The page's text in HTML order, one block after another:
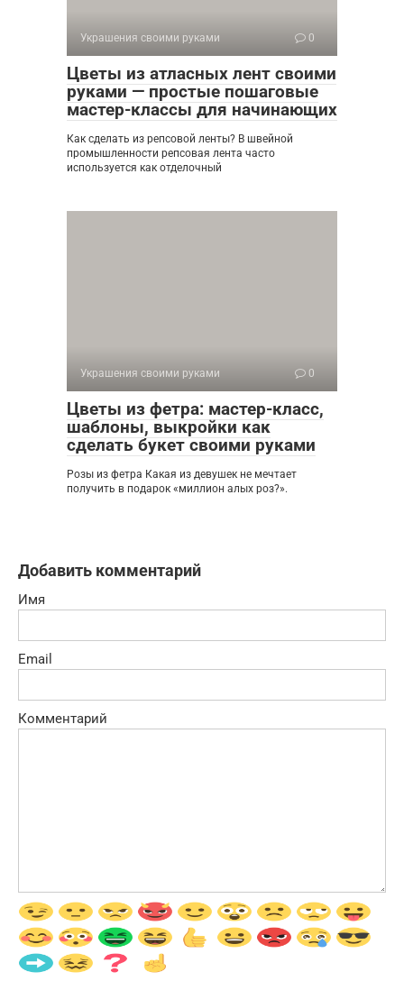
Украшения своими руками 0
Цветы из атласных лент своими
руками — простые пошаговые
мастер-классы для начинающих
Как сделать из репсовой ленты? В швейной
промышленности репсовая лента часто
используется как отделочный
Украшения своими руками 0
Цветы из фетра: мастер-класс,
шаблоны, выкройки как
сделать букет своими руками
Розы из фетра Какая из девушек не мечтает
получить в подарок «миллион алых роз?».
Добавить комментарий
Имя
Email
Комментарий